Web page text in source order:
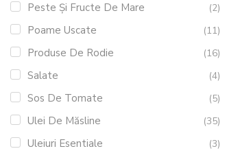
Peste Și Fructe De Mare (2)
Poame Uscate (11)
Produse De Rodie (16)
Salate (4)
Sos De Tomate (5)
Ulei De Măsline (35)
Uleiuri Esentiale (3)